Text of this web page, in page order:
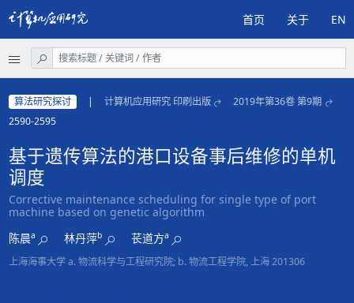
首页 关于 EN
算法研究探讨 | 计算机应用研究 印刷出版
2019年第36卷 第9期
2590-2595
基于遗传算法的港口设备事后维修的单机
调度
Corrective maintenance scheduling for single type of port
machine based on genetic algorithm
陈晨a 林丹萍b 苌道方a
上海海事大学 a. 物流科学与工程研究院; b. 物流工程学院, 上海 201306